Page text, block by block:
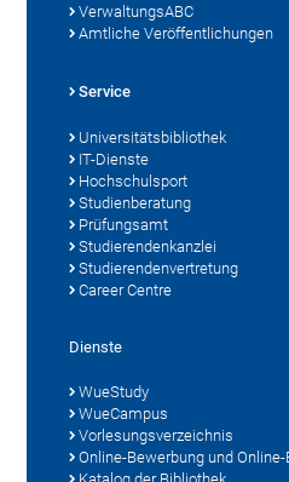
VerwaltungsABC
Amtliche Veröffentlichungen
Service
Universitätsbibliothek
IT-Dienste
Hochschulsport
Studienberatung
Prüfungsamt
Studierendenkanzlei
Studierendenvertretung
Career Centre
Dienste
WueStudy
WueCampus
Vorlesungsverzeichnis
Online-Bewerbung und